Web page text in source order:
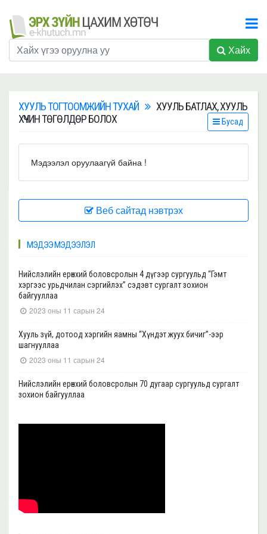
Хайх
ХУУЛЬ ТОГТООМЖИЙН ТУХАЙ
ХУУЛЬ БАТЛАХ, ХУУЛЬ
ХҮЧИН ТӨГӨЛДӨР БОЛОХ
Бусад
Мэдээлэл оруулаагүй байна !
Веб сайтад нэвтрэх
МЭДЭЭ МЭДЭЭЛЭЛ
Нийслэлийн ерөнхий боловсролын 4 дүгээр сургуульд “Гэмт
хэргээс урьдчилан сэргийлэх” сэдэвт сургалт зохион
байгууллаа
2023 оны 11 сарын 24
Хууль зүй, дотоод хэргийн яамны “Хүндэт жуух бичиг”-ээр
шагнууллаа
2023 оны 11 сарын 24
Нийслэлийн ерөнхий боловсролын 70 дугаар сургуульд сургалт
зохион байгууллаа
байгууллаа